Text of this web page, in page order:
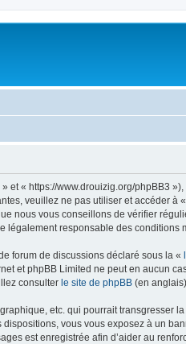
et « https://www.drouizig.org/phpBB3
veuillez ne pas utiliser et accéder à
nous vous conseillons de vérifier
légalement responsable des conditions
forum de discussions déclaré sous la «
et phpBB Limited ne peut en aucun
consulter le site de phpBB (en anglais).
etc. qui pourrait transgresser
vous vous exposez à un
est enregistrée afin d’aider au